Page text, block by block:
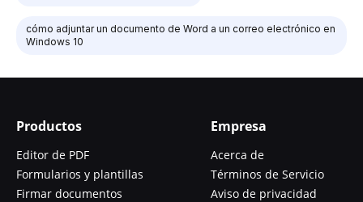
cómo adjuntar un documento de Word a un correo electrónico en
Windows 10
Productos
Editor de PDF
Formularios y plantillas
Firmar documentos
Empresa
Acerca de
Términos de Servicio
Aviso de privacidad